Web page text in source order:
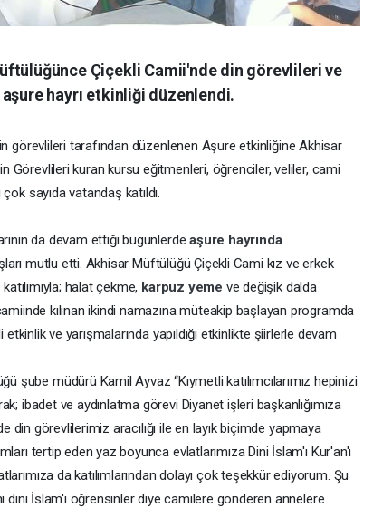
Çiçekli Camii'nde din görevlileri ve
hayrı etkinliği düzenlendi.
görevlileri tarafından düzenlenen Aşure etkinliğine Akhisar
Görevlileri kuran kursu eğitmenleri, öğrenciler, veliler, cami
sayıda vatandaş katıldı.
da devam ettiği bugünlerdeaşure hayrında
mutlu etti. Akhisar Müftülüğü Çiçekli Cami kız ve erkek
halat çekme, karpuz yeme ve değişik dalda
kılınan ikindi namazına müteakip başlayan programda
ve yarışmalarında yapıldığı etkinlikte şiirlerle devam
müdürü Kamil Ayvaz “Kıymetli katılımcılarımız hepinizi
ibadet ve aydınlatma görevi Diyanet işleri başkanlığımıza
görevlilerimiz aracılığı ile en layık biçimde yapmaya
tertip eden yaz boyunca evlatlarımıza Dini İslam'ı Kur'an'ı
da katılımlarından dolayı çok teşekkür ediyorum. Şu
dini İslam'ı öğrensinler diye camilere gönderen annelere